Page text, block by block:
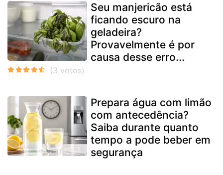
Seu manjericão está
ficando escuro na
geladeira?
Provavelmente é por
causa desse erro...
Prepara água com limão
com antecedência?
Saiba durante quanto
tempo a pode beber em
segurança